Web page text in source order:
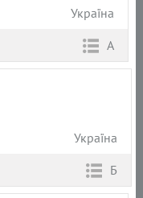
Україна
А
Україна
Б